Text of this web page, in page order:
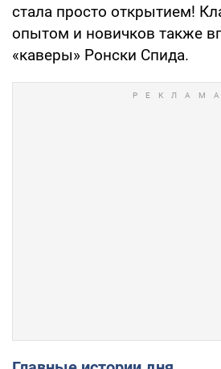
стала просто открытием!
опытом и новичков также
«каверы» Ронски Спида.